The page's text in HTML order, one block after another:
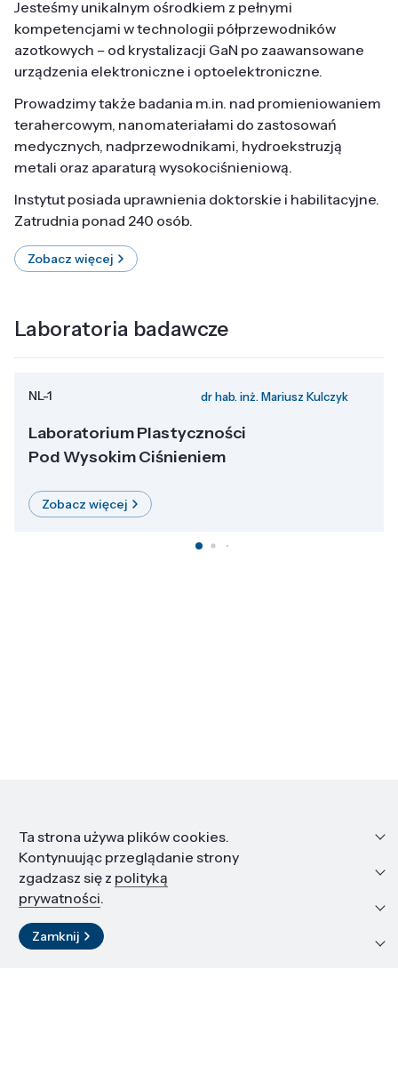
Jesteśmy unikalnym ośrodkiem z pełnymi
kompetencjami w technologii półprzewodników
azotkowych – od krystalizacji GaN po zaawansowane
urządzenia elektroniczne i optoelektroniczne.
Prowadzimy także badania m.in. nad promieniowaniem
terahercowym, nanomateriałami do zastosowań
medycznych, nadprzewodnikami, hydroekstruzją
metali oraz aparaturą wysokociśnieniową.
Instytut posiada uprawnienia doktorskie i habilitacyjne.
Zatrudnia ponad 240 osób.
Zobacz więcej
Laboratoria badawcze
NL-1 dr hab. inż. Mariusz Kulczyk
Laboratorium Plastyczności
Pod Wysokim Ciśnieniem
Zobacz więcej
Informacje
Edukacja i kariera
Zasoby i materiały
Kontakt
Ta strona używa plików cookies.
Kontynuując przeglądanie strony
zgadzasz się z polityką
prywatności.
Zamknij